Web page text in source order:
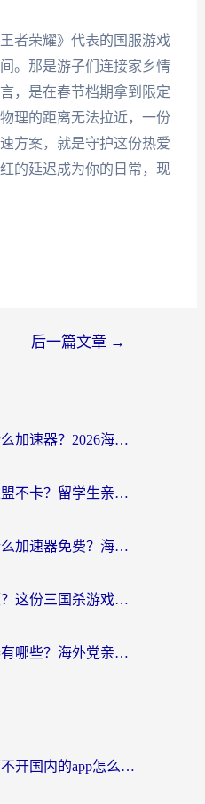
者荣耀》代表的国服游戏
。那是游子们连接家乡情
，是在春节档期拿到限定
理的距离无法拉近，一份
方案，就是守护这份热爱
的延迟成为你的日常，现
后一篇文章 →
国外打魔渊之刃用什么加速器？2026海外玩家国服游戏加速全攻略（附闪耀暖暖&复苏的魔女避坑指南）
在美国怎么打英雄联盟不卡？留学生亲测的国服游戏加速全攻略
国外玩无尽冬日用什么加速器免费？海外党国服游戏加速避坑指南
海外玩三国杀总卡顿？这份三国杀游戏加速器指南帮你告别延迟烦恼
火影忍者美国加速器有哪些？海外党亲测的国服游戏加速全攻略（含菲律宾玩三国之刃守望黎明技巧）
海外党必看：国外打不开国内的app怎么办？3步解决你的乡愁